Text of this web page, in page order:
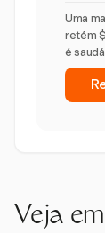
Uma
retém
é
Veja